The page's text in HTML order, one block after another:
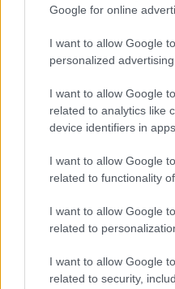
Google for online
I want to allow Google
personalized advertising.
I want to allow Google
related to analytics like
device identifiers in apps.
I want to allow Google
related to functionality
I want to allow Google
related to
I want to allow Google
related to security,
Στο σημείο είχαν
ενώ το όχημα που
εντοπίστηκε
Διόνυσο
.
Τα σχολιά σας
ΕΘΝΟΣ θα παρεμβαίνει και τα
διαγράφονται